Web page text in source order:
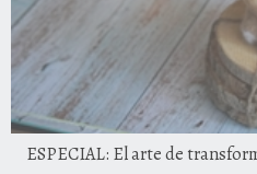
ESPECIAL: El arte de